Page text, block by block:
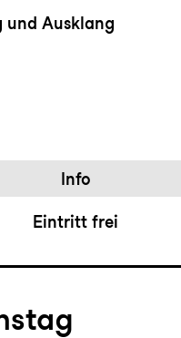
und Ausklang
Info
Eintritt frei